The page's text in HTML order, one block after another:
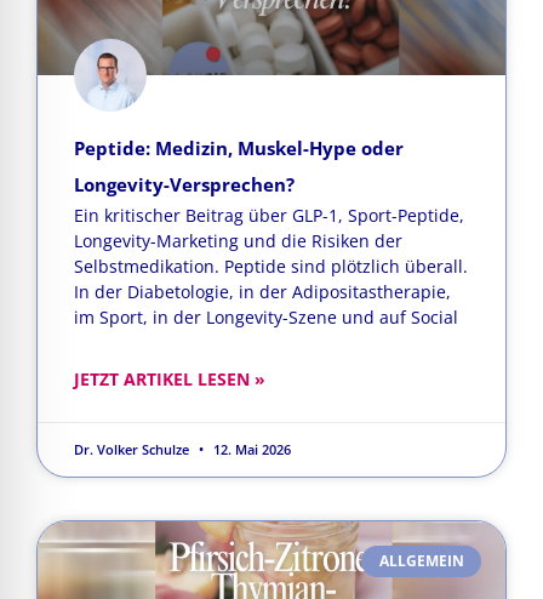
Peptide: Medizin, Muskel-Hype oder
Longevity-Versprechen?
Ein kritischer Beitrag über GLP-1, Sport-Peptide,
Longevity-Marketing und die Risiken der
Selbstmedikation. Peptide sind plötzlich überall.
In der Diabetologie, in der Adipositastherapie,
im Sport, in der Longevity-Szene und auf Social
JETZT ARTIKEL LESEN »
Dr. Volker Schulze 12. Mai 2026
ALLGEMEIN